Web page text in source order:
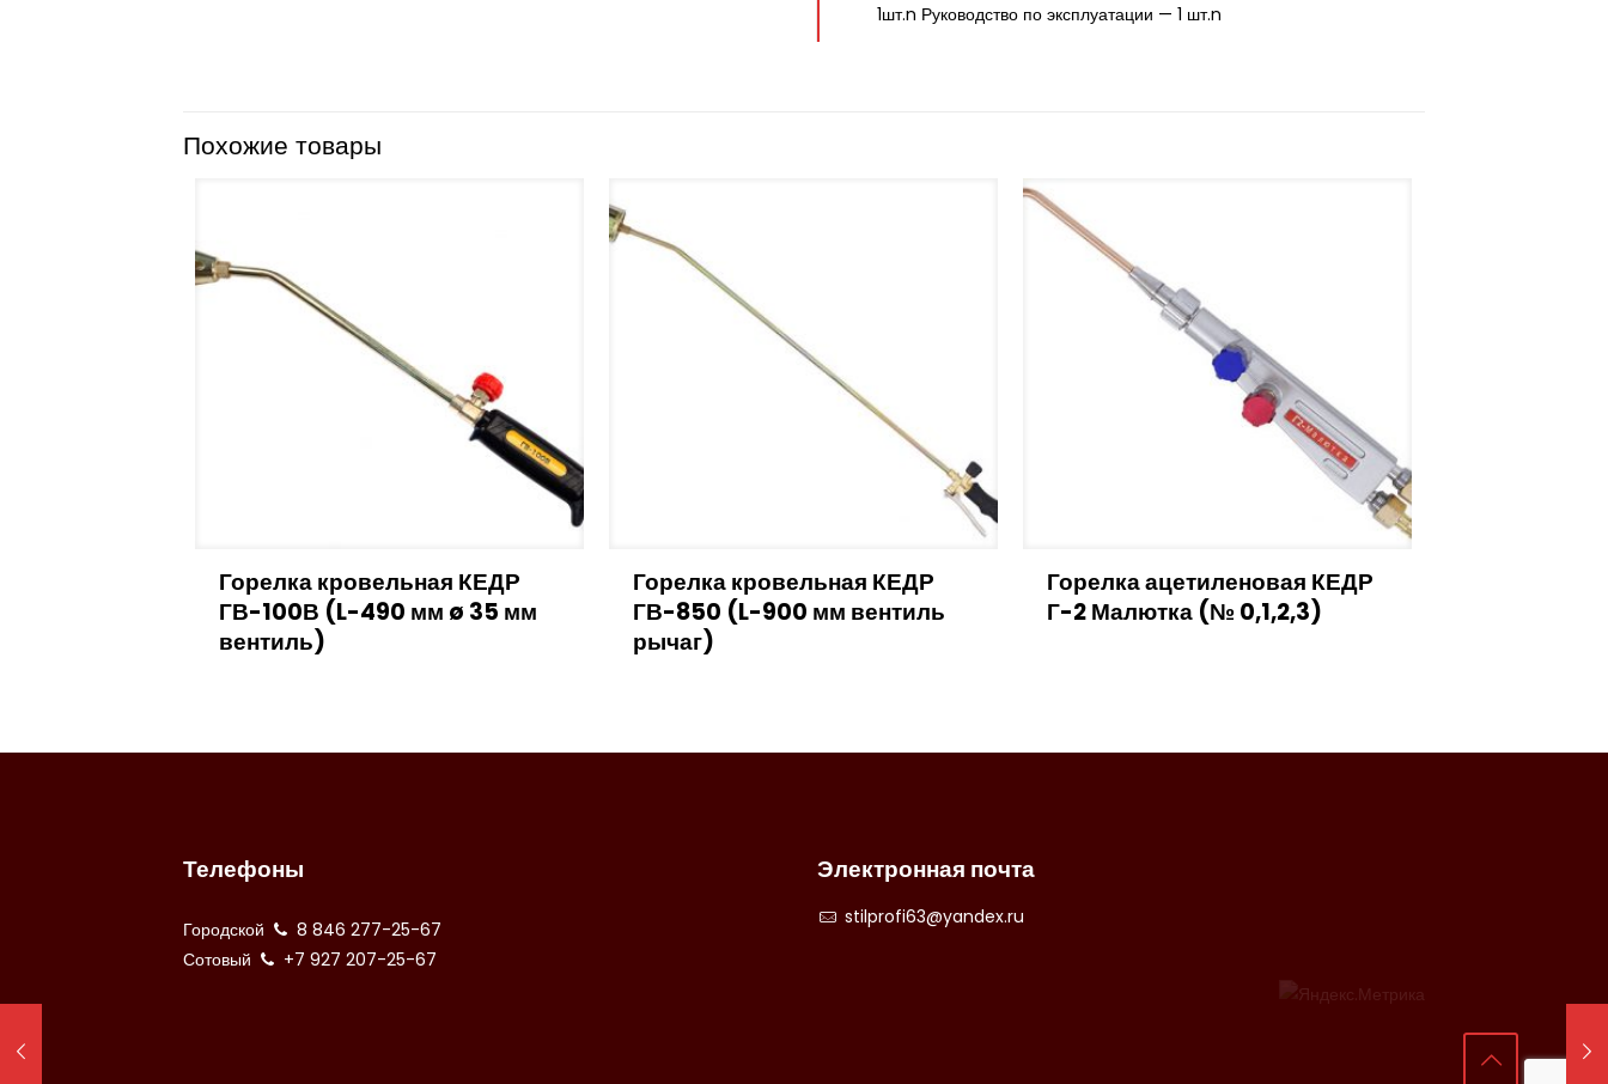
1шт.n Руководство по эксплуатации — 1 шт.n
Похожие товары
Горелка кровельная КЕДР
ГВ-100В (L-490 мм ø 35 мм
вентиль)
Горелка кровельная КЕДР
ГВ-850 (L-900 мм вентиль
рычаг)
Горелка ацетиленовая КЕДР
Г-2 Малютка (№ 0,1,2,3)
Телефоны
Городской
8 846 277-25-67
Сотовый
+7 927 207-25-67
Электронная почта
stilprofi63@yandex.ru